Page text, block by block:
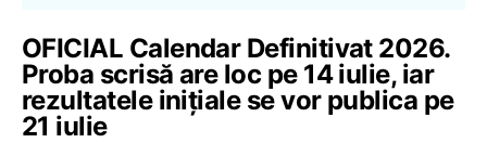
OFICIAL Calendar Definitivat 2026.
Proba scrisă are loc pe 14 iulie, iar
rezultatele inițiale se vor publica pe
21 iulie